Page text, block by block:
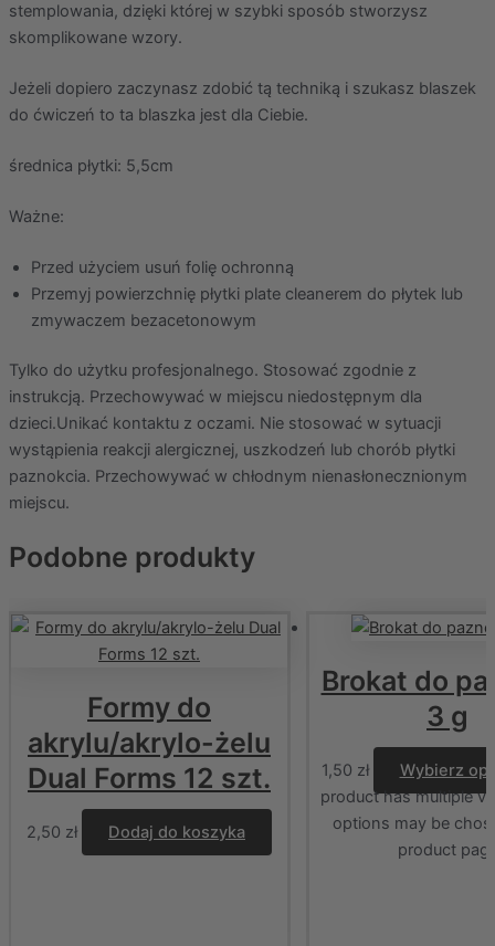
stemplowania, dzięki której w szybki sposób stworzysz
skomplikowane wzory.
Jeżeli dopiero zaczynasz zdobić tą techniką i szukasz blaszek
do ćwiczeń to ta blaszka jest dla Ciebie.
średnica płytki: 5,5cm
Ważne:
Przed użyciem usuń folię ochronną
Przemyj powierzchnię płytki plate cleanerem do płytek lub
zmywaczem bezacetonowym
Tylko do użytku profesjonalnego. Stosować zgodnie z
instrukcją. Przechowywać w miejscu niedostępnym dla
dzieci.Unikać kontaktu z oczami. Nie stosować w sytuacji
wystąpienia reakcji alergicznej, uszkodzeń lub chorób płytki
paznokcia. Przechowywać w chłodnym nienasłonecznionym
miejscu.
Podobne produkty
Formy do
akrylu/akrylo-żelu
Dual Forms 12 szt.
2,50 zł Dodaj do koszyka
Brokat do
3 g
1,50 zł
Wybierz
product has multiple
options may be
product